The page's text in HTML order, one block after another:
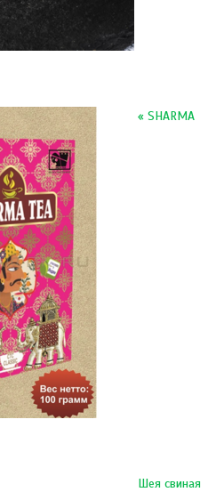
« SHARMA
Шея свиная